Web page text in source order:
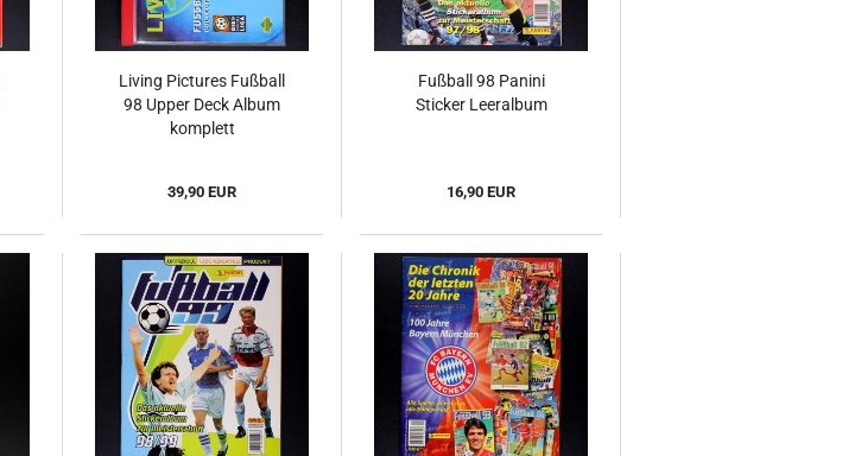
Living Pictures Fußball
98 Upper Deck Album
komplett
39,90 EUR
Fußball 98 Panini
Sticker Leeralbum
16,90 EUR